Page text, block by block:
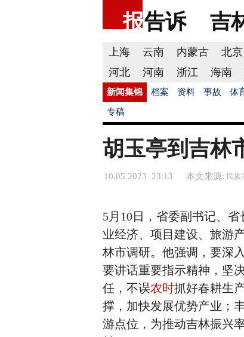
报告诉 吉
上海 云南 内蒙古 北京
河北
河南 浙江 海南
新闻集锦 档案 资料 事故 体
专稿
胡玉亭到吉林
10.05.2023 23:13 本文来源: 民族
5月10日，省委副书记、省
业经济、项目建设、旅游
林市调研。他强调，要深
要讲话重要指示精神，坚
任，不误农时抓好春耕生
撑，加快发展优势产业；
游点位，为推动吉林振兴